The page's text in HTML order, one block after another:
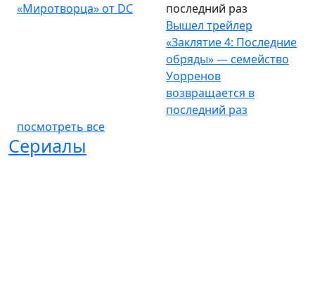
«Миротворца» от DC
последний раз
Вышел трейлер
«Заклятие 4: Последние
обряды» — семейство
Уорренов
возвращается в
последний раз
посмотреть все
Сериалы